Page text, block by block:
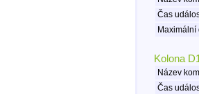
Čas
Maximální
Kolona
Název
Čas